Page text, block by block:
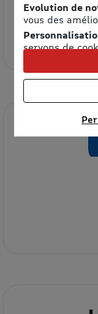
Evolution de
vous des
servons de
et
Univers
partenaires
publicités
Connaître notre